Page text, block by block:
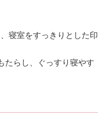
寝室をすっきりとした印
たらし、ぐっすり寝やす